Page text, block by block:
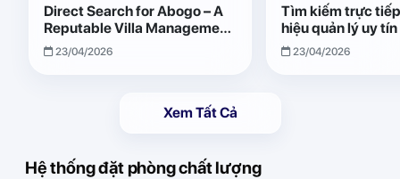
Direct Search for Abogo – A
Reputable Villa Management
Brand with Transparent and
Effective Operations
23/04/2026
Tìm kiếm trực
hiệu quản lý uy
Giải pháp vận
quả, minh bạch
23/04/2026
Xem Tất Cả
Hệ thống đặt phòng chất lượng